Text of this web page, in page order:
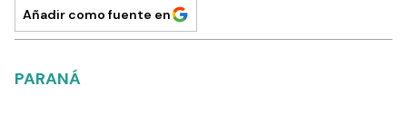
Añadir como fuente en
PARANÁ